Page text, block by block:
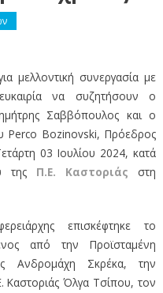
μελλοντική συνεργασία με
να συζητήσουν ο
Σαββόπουλος και ο
Bozinovski, Πρόεδρος
03 Ιουλίου 2024, κατά
της Π.Ε. Καστοριάς στη
επισκέφτηκε το
από την Προϊσταμένη
Ανδρομάχη Σκρέκα, την
Καστοριάς Όλγα Τσίπου, τον